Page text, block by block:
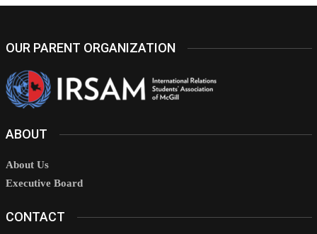
OUR PARENT ORGANIZATION
ABOUT
About Us
Executive Board
CONTACT